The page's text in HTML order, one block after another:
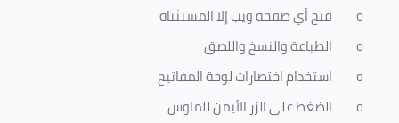
o
فتح أي صفحة ويب إلا المستثناة
o
الطباعة والنسخ واللصق
o
استخدام اختصارات لوحة المفاتيح
o
الضغط على الزر الأيمن للماوس